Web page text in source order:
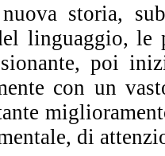
storia,
linguaggio, le
poi
con un
di